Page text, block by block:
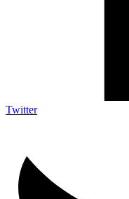
Twitter